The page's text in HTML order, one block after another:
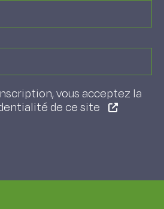
vous acceptez la
de ce site